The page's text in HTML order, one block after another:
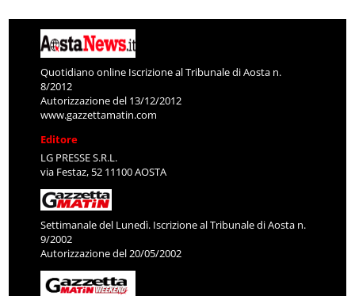
Quotidiano online Iscrizione al Tribunale di Aosta n.
8/2012
Autorizzazione del 13/12/2012
www.gazzettamatin.com
Editore
LG PRESSE S.R.L.
via Festaz, 52 11100 AOSTA
Settimanale del Lunedì. Iscrizione al Tribunale di Aosta n.
9/2002
Autorizzazione del 20/05/2002